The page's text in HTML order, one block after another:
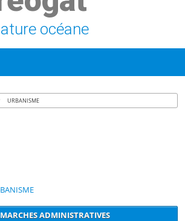
océane
URBANISME
ADMINISTRATIVES